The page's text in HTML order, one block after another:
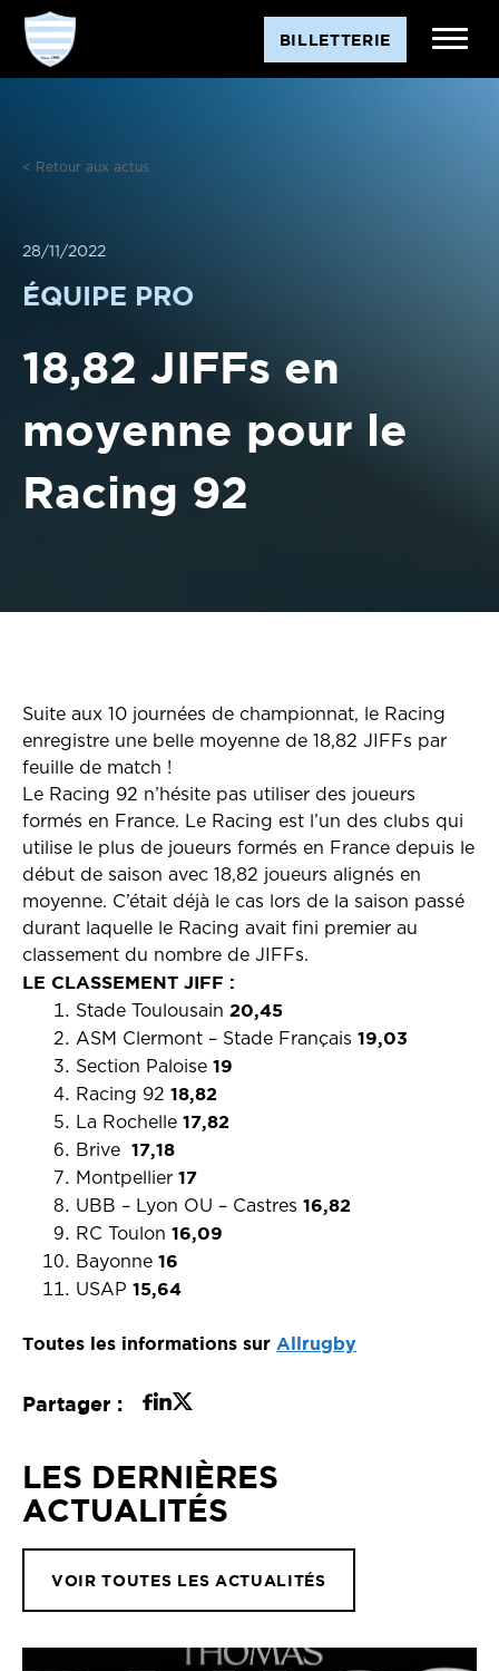
Aller
contenu
BILLETTERIE
< Retour aux actus
28/11/2022
ÉQUIPE PRO
18,82 JIFFs en
moyenne pour le
Racing 92
Suite aux 10 journées de championnat, le Racing
enregistre une belle moyenne de 18,82 JIFFs par
feuille de match !
Le Racing 92 n’hésite pas utiliser des joueurs
formés en France. Le Racing est l’un des clubs qui
utilise le plus de joueurs formés en France depuis le
début de saison avec 18,82 joueurs alignés en
moyenne. C’était déjà le cas lors de la saison passé
durant laquelle le Racing avait fini premier au
classement du nombre de JIFFs.
LE CLASSEMENT JIFF :
Stade Toulousain 20,45
ASM Clermont – Stade Français 19,03
Section Paloise 19
Racing 92 18,82
La Rochelle 17,82
Brive 17,18
Montpellier 17
UBB – Lyon OU – Castres 16,82
RC Toulon 16,09
Bayonne 16
USAP 15,64
Toutes les informations sur Allrugby
Partager :
LES DERNIÈRES
ACTUALITÉS
VOIR TOUTES LES ACTUALITÉS